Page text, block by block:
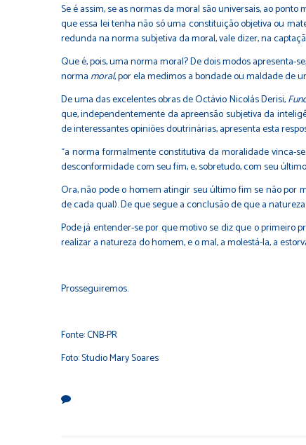
Se é assim, se as normas da moral são universais, ao
que essa lei tenha não só uma constituição objetiva ou
redunda na norma subjetiva da moral, vale dizer, na
Que é, pois, uma norma moral? De dois modos
norma moral, por ela medimos a bondade ou maldade de
De uma das excelentes obras de Octávio Nicolás Derisi,
que, independentemente da apreensão subjetiva da
de interessantes opiniões doutrinárias, apresenta esta
“a norma formalmente constitutiva da moralidade vinca-
desconformidade com seu fim, e, sobretudo, com seu
Ora, não pode o homem atingir seu último fim se não por
de cada qual). De que segue a conclusão de que a
Pode já entender-se por que motivo se diz que o primeiro
realizar a natureza do homem, e o mal, a molestá-la, a
Prosseguiremos.
Fonte:CNB-PR
Foto: Studio Mary Soares